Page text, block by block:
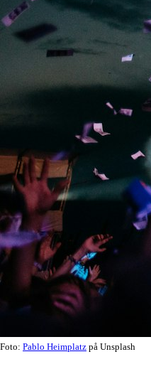
Foto: Pablo Heimplatz på Unsplash